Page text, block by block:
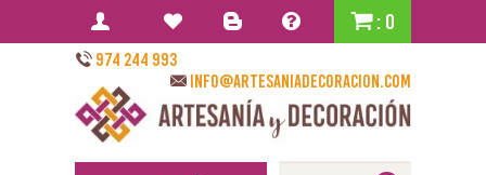
: 0
974 244 993
info@artesaniadecoracion.com